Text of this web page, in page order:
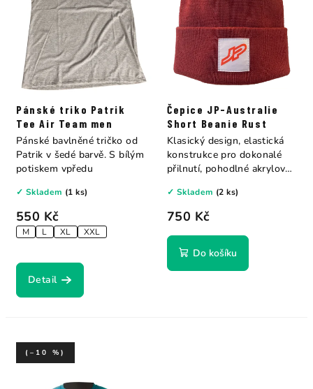
Pánské triko Patrik
Tee Air Team men
550 Kč
M L XL XXL
✓ Skladem (1 ks)
Detail
Pánské bavlněné tričko od
Patrik v šedé barvě. S bílým
potiskem vpředu
Čepice JP-Australie
Short Beanie Rust
750 Kč
✓ Skladem (2 ks)
Do košíku
Klasický design, elastická
konstrukce pro dokonalé
přilnutí, pohodlné akrylové
(–10 %)